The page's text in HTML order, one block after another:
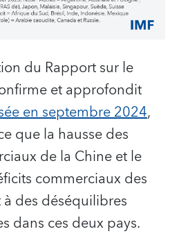
du Rapport sur le
et approfondit
en septembre 2024,
que la hausse des
de la Chine et le
commerciaux des
des déséquilibres
dans ces deux pays.